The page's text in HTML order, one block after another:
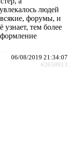
людей
форумы, и
узнает, тем более
06/08/2019 21:34:07
#2659913